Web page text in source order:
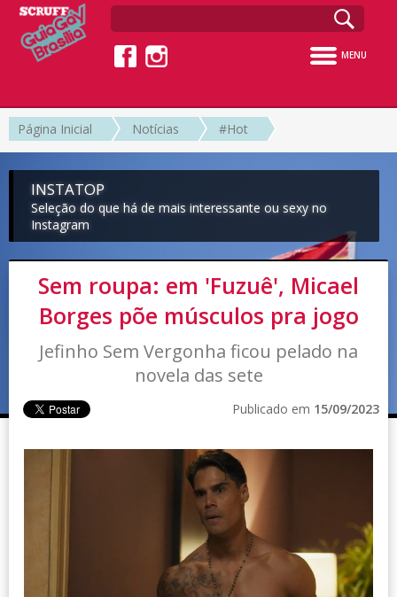
MENU
Página Inicial Notícias #Hot
INSTATOP
Seleção do que há de mais interessante ou sexy no
Instagram
Sem roupa: em 'Fuzuê', Micael
Borges põe músculos pra jogo
Jefinho Sem Vergonha ficou pelado na
novela das sete
Publicado em 15/09/2023